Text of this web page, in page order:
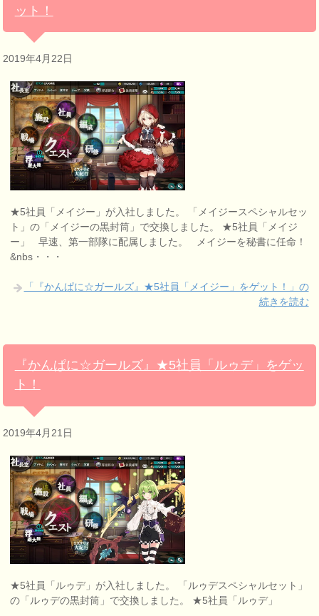
ット！
2019年4月22日
★5社員「メイジー」が入社しました。 「メイジースペシャルセッ
ト」の「メイジーの黒封筒」で交換しました。 ★5社員「メイジ
ー」 早速、第一部隊に配属しました。 メイジーを秘書に任命！
&nbs・・・
「『かんぱに☆ガールズ』★5社員「メイジー」をゲット！」の
続きを読む
『かんぱに☆ガールズ』★5社員「ルゥデ」をゲッ
ト！
2019年4月21日
★5社員「ルゥデ」が入社しました。 「ルゥデスペシャルセット」
の「ルゥデの黒封筒」で交換しました。 ★5社員「ルゥデ」